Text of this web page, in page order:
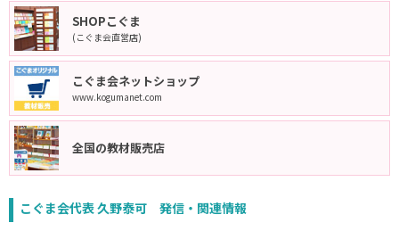
SHOPこぐま
(こぐま会直営店)
こぐま会ネットショップ
www.kogumanet.com
全国の教材販売店
こぐま会代表 久野泰可 発信・関連情報